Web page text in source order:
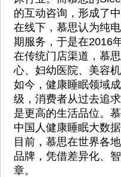
的互动咨询，形成了
在线下，慕思认为纯
期服务，于是在2016
在传统门店渠道，慕
心、妇幼医院、美容
如今，健康睡眠领域
级，消费者从过去追
是更高的生活品位。
中国人健康睡眠大数
目前，慕思在世界各
品牌，凭借差异化、
章。